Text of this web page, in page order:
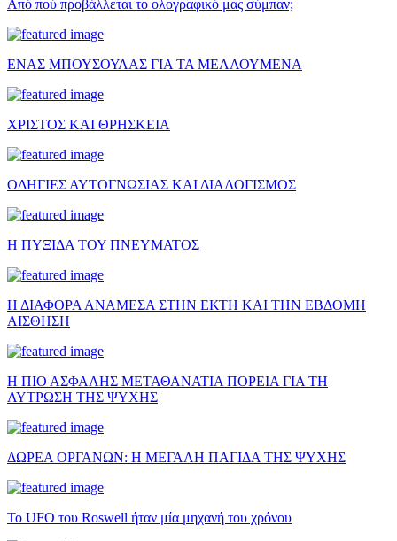
Από πού προβάλλεται το ολογραφικό μας σύμπαν;
ΕΝΑΣ ΜΠΟΥΣΟΥΛΑΣ ΓΙΑ ΤΑ ΜΕΛΛΟΥΜΕΝΑ
ΧΡΙΣΤΟΣ ΚΑΙ ΘΡΗΣΚΕΙΑ
ΟΔΗΓΙΕΣ ΑΥΤΟΓΝΩΣΙΑΣ ΚΑΙ ΔΙΑΛΟΓΙΣΜΟΣ
Η ΠΥΞΙΔΑ ΤΟΥ ΠΝΕΥΜΑΤΟΣ
Η ΔΙΑΦΟΡΑ ΑΝΑΜΕΣΑ ΣΤΗΝ ΕΚΤΗ ΚΑΙ ΤΗΝ ΕΒΔΟΜΗ
ΑΙΣΘΗΣΗ
Η ΠΙΟ ΑΣΦΑΛΗΣ ΜΕΤΑΘΑΝΑΤΙΑ ΠΟΡΕΙΑ ΓΙΑ ΤΗ
ΛΥΤΡΩΣΗ ΤΗΣ ΨΥΧΗΣ
ΔΩΡΕΑ ΟΡΓΑΝΩΝ: Η ΜΕΓΑΛΗ ΠΑΓΙΔΑ ΤΗΣ ΨΥΧΗΣ
Το UFO του Roswell ήταν μία μηχανή του χρόνου